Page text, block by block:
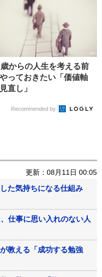
からの人生を考える前
っておきたい「価値軸
直し」
Recommended by
更新：08月11日 00:05
した気持ちになる仕組み
仕事に思い入れのない人
教える「成功する勉強